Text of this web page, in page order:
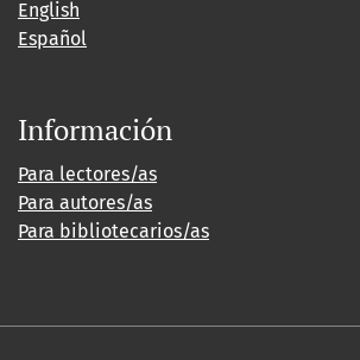
English
Español
Información
Para lectores/as
Para autores/as
Para bibliotecarios/as